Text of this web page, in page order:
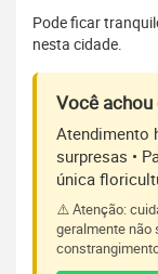
Pode ficar
nesta cidade.
Você achou
Atendimento
surpresas •
única
⚠️ Atenção:
geralmente não